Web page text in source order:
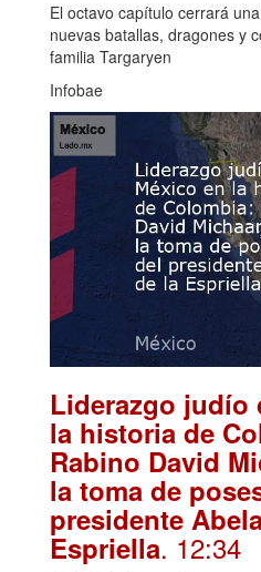
El octavo capítulo cerrará
nuevas batallas, dragones y
familia Targaryen
Infobae
Liderazgo judío
la historia de
Rabino David
la toma de
presidente
Espriella. 12:34